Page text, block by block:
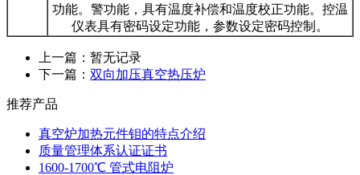
功能。警功能，具有温度补偿和温度校正功能。控温
仪表具有密码设定功能，参数设定密码控制。
上一篇：暂无记录
下一篇： 双向加压真空热压炉
推荐产品
真空炉加热元件钼的特点介绍
质量管理体系认证证书
1600-1700℃ 管式电阻炉